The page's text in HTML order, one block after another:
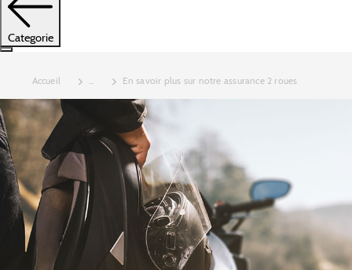
Categorie
Accueil ... En savoir plus sur notre assurance 2 roues